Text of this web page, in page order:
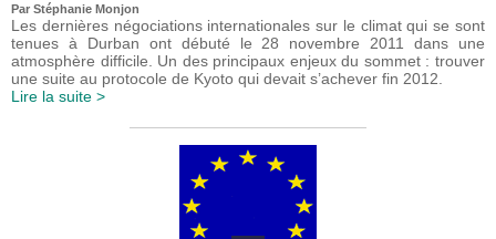
Par Stéphanie Monjon
Les dernières négociations internationales sur le climat qui se sont
tenues à Durban ont débuté le 28 novembre 2011 dans une
atmosphère difficile. Un des principaux enjeux du sommet : trouver
une suite au protocole de Kyoto qui devait s’achever fin 2012.
Lire la suite >